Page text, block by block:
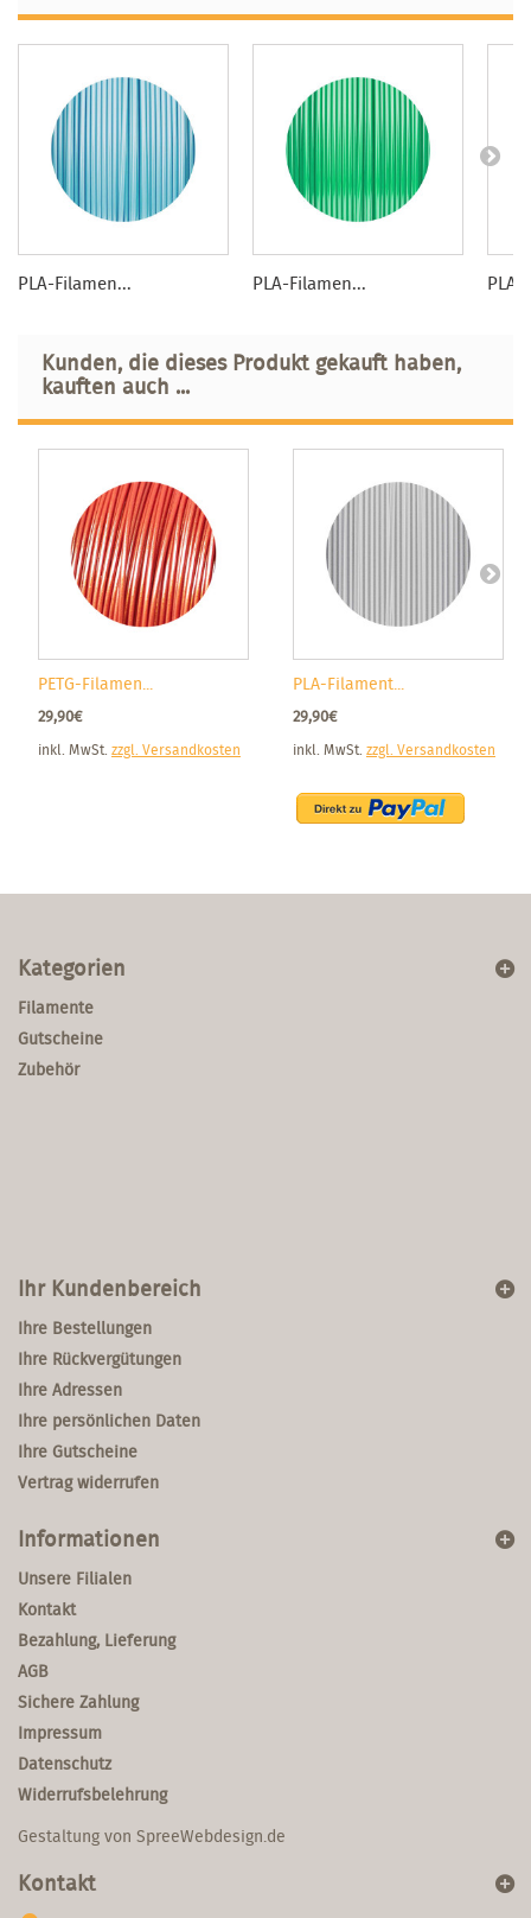
PLA-Filamen... PLA-Filamen...
Kunden, die dieses Produkt gekauft haben,
kauften auch ...
PETG-Filamen...
29,90€
inkl. MwSt. zzgl. Versandkosten
PLA-Filament...
29,90€
inkl. MwSt. zzgl. Versandkosten
Kategorien
Filamente
Gutscheine
Zubehör
Ihr Kundenbereich
Ihre Bestellungen
Ihre Rückvergütungen
Ihre Adressen
Ihre persönlichen Daten
Ihre Gutscheine
Vertrag widerrufen
Informationen
Unsere Filialen
Kontakt
Bezahlung, Lieferung
AGB
Sichere Zahlung
Impressum
Datenschutz
Widerrufsbelehrung
Gestaltung von SpreeWebdesign.de
Kontakt